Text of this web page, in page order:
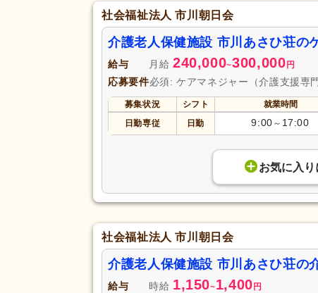
社会福祉法人 市川朝日会
介護老人保健施設 市川あさひ荘の
給与 月給 240,000~300,000 円
応募要件必須: ケアマネジャー（介護支援専門
募集状況 シフト 就業時間
日勤専従
日勤 9:00 ～ 17:00
お気に入り
社会福祉法人 市川朝日会
介護老人保健施設 市川あさひ荘の
給与 時給 1,150~1,400 円